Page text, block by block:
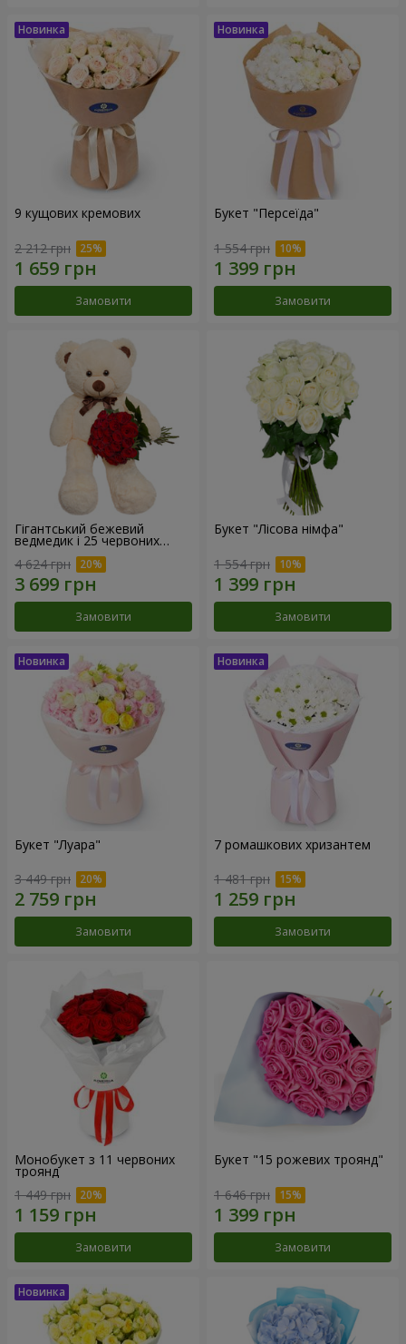
9 кущових кремових
2 212 грн
Замовити
Букет "Персеїда"
1 554 грн
Замовити
Гігантський бежевий
ведмедик і 25 червоних
троянд
4 624 грн
Замовити
Букет "Лісова німфа"
1 554 грн
Замовити
Букет "Луара"
3 449 грн
Замовити
7 ромашкових хризантем
1 481 грн
Замовити
Монобукет з 11 червоних
троянд
1 449 грн
Замовити
Букет "15 рожевих троянд"
1 646 грн
Замовити